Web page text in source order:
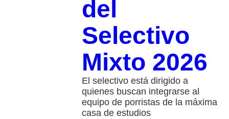
del
Selectivo
Mixto 2026
El selectivo está dirigido a
quienes buscan integrarse al
equipo de porristas de la máxima
casa de estudios